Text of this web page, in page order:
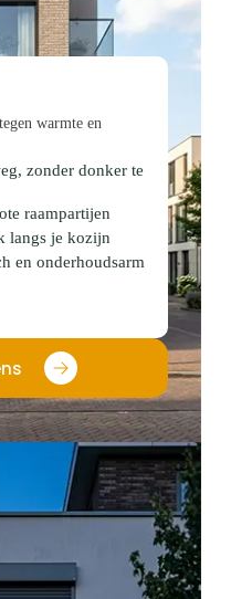
warmte en
zonder donker te
raampartijen
langs je kozijn
en onderhoudsarm